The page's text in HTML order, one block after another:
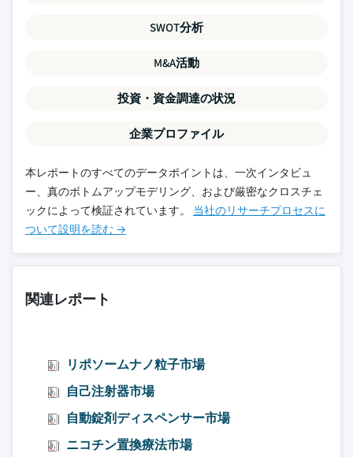
SWOT分析
M&A活動
投資・資金調達の状況
企業プロファイル
本レポートのすべてのデータポイントは、一次インタビュ
ー、真のボトムアップモデリング、および厳密なクロスチェ
ックによって検証されています。 当社のリサーチプロセスに
ついて設明を読む →
関連レポート
リポソームナノ粒子市場
自己注射器市場
自動錠剤ディスペンサー市場
ニコチン置換療法市場